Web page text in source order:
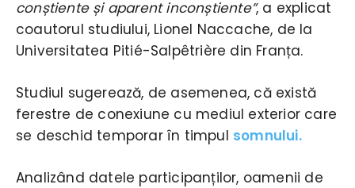
conștiente și aparent inconștiente”, a explicat
coautorul studiului, Lionel Naccache, de la
Universitatea Pitié-Salpêtrière din Franța.
Studiul sugerează, de asemenea, că există
ferestre de conexiune cu mediul exterior care
se deschid temporar în timpul somnului.
Analizând datele participanților, oamenii de